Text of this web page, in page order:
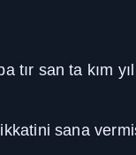
tır san ta kım
sana